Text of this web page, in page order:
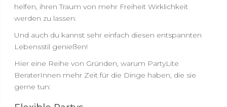
helfen, ihren Traum von mehr Freiheit Wirklichkeit
werden zu lassen.
Und auch du kannst sehr einfach diesen entspannten
Lebensstil genießen!
Hier eine Reihe von Gründen, warum PartyLite
BeraterInnen mehr Zeit für die Dinge haben, die sie
gerne tun: